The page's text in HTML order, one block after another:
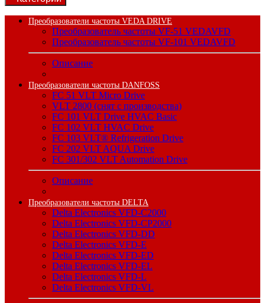
Преобразователи частоты VEDA DRIVE
Преобразователь частоты VF-51 VEDAVFD
Преобразователь частоты VF-101 VEDAVFD
Описание
Преобразователи частоты DANFOSS
FC 51 VLT Micro Drive
VLT 2800 (снят с производства)
FC 101 VLT Drive HVAC Basic
FC 102 VLT HVAC Drive
FC 103 VLT® Refrigeration Drive
FC 202 VLT AQUA Drive
FC 301/302 VLT Automation Drive
Описание
Преобразователи частоты DELTA
Delta Electronics VFD-C2000
Delta Electronics VFD-CP2000
Delta Electronics VFD-DD
Delta Electronics VFD-E
Delta Electronics VFD-ED
Delta Electronics VFD-EL
Delta Electronics VFD-L
Delta Electronics VFD-VL